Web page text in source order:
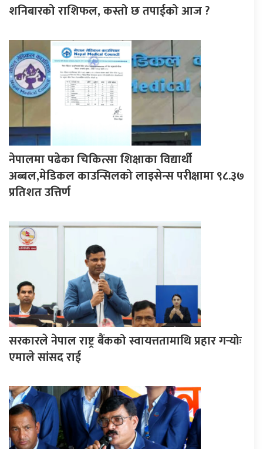
शनिबारको राशिफल, कस्तो छ तपाईको आज ?
नेपालमा पढेका चिकित्सा शिक्षाका विद्यार्थी
अब्बल,मेडिकल काउन्सिलको लाइसेन्स परीक्षामा ९८.३७
प्रतिशत उत्तिर्ण
सरकारले नेपाल राष्ट्र बैंकको स्वायत्ततामाथि प्रहार गर्‍योः
एमाले सांसद राई